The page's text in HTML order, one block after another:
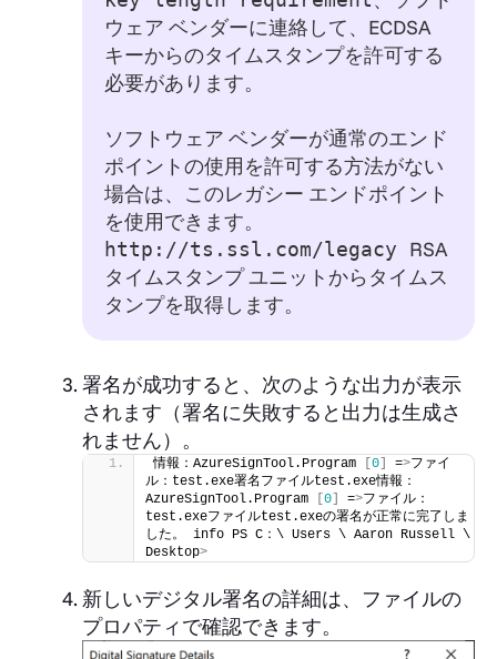
ウェア ベンダーに連絡して、ECDSA
キーからのタイムスタンプを許可する
必要があります。
ソフトウェア ベンダーが通常のエンド
ポイントの使用を許可する方法がない
場合は、このレガシー エンドポイント
を使用できます。
http://ts.ssl.com/legacy RSA
タイムスタンプ ユニットからタイムス
タンプを取得します。
署名が成功すると、次のような出力が表示
されます（署名に失敗すると出力は生成さ
れません）。
情報：AzureSignTool.Program 0 =>ファイ
ル：test.exe署名ファイルtest.exe情報：
AzureSignTool.Program
0 =>ファイル：
test.exeファイルtest.exeの署名が正常に完了しま
した。 info PS C：\ Users \ Aaron Russell \
Desktop>
新しいデジタル署名の詳細は、ファイルの
プロパティで確認できます。